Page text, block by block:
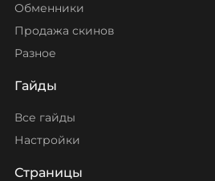
Обменники
Продажа скинов
Разное
Гайды
Все гайды
Настройки
Страницы